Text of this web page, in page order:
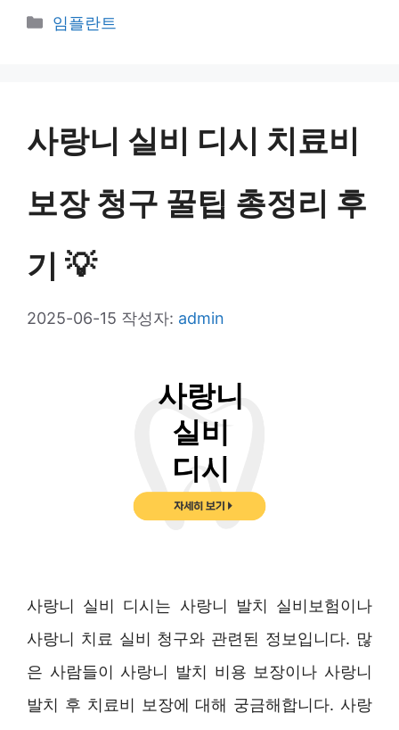
카
임플란트
사랑니 실비 디시 치료비
보장 청구 꿀팁 총정리 후
기 💡
2025-06-15 작성자: admin
사랑니 실비 디시는 사랑니 발치 실비보험이나
사랑니 치료 실비 청구와 관련된 정보입니다. 많
은 사람들이 사랑니 발치 비용 보장이나 사랑니
발치 후 치료비 보장에 대해 궁금해합니다. 사랑